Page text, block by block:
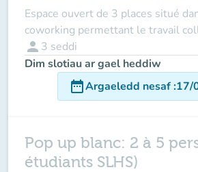
Espace ouvert de 3 places situé
coworking permettant le travail
person 3 seddi
Dim slotiau ar gael heddiw
date_rangeArgaeledd nesaf:17/
Pop up blanc: 2 à 5
étudiants SLHS)